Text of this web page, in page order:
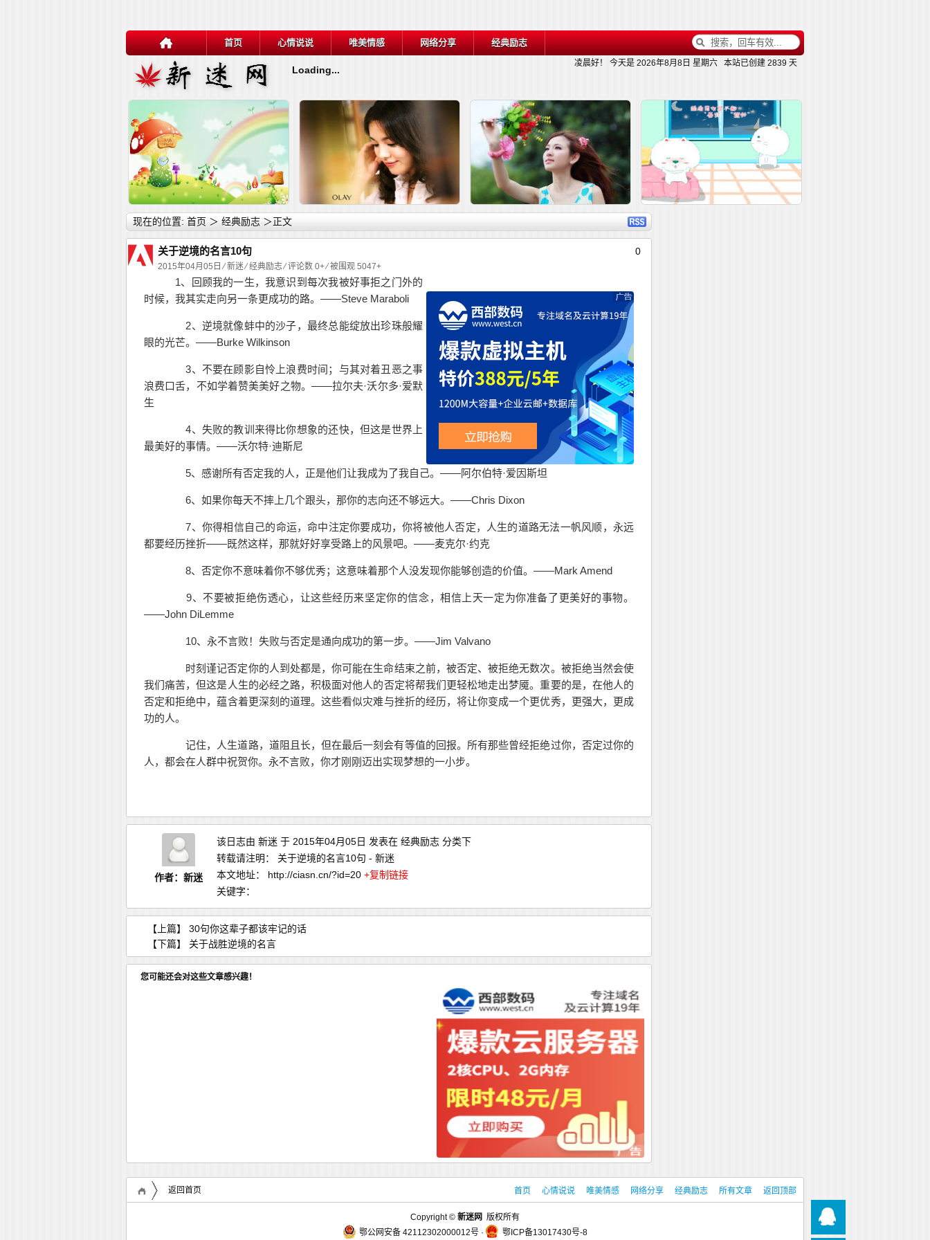
首页 心情说说 唯美情感 网络分享 经典励志
Loading...
凌晨好！ 今天是 2026年8月8日 星期六 本站已创建 2839 天
详细内容
关于逆境的名言10句
详细内容
关于战胜逆境的名言
详细内容
30句你这辈子都该牢记的话
现在的位置: 首页 ＞ 经典励志 ＞正文
关于逆境的名言10句 0
2015年04月05日 ⁄新迷⁄经典励志⁄ 评论数 0+ ⁄ 被围观 5047+
1、回顾我的一生，我意识到每次我被好事拒之门外的
时候，我其实走向另一条更成功的路。——Steve Maraboli
2、逆境就像蚌中的沙子，最终总能绽放出珍珠般耀
眼的光芒。——Burke Wilkinson
3、不要在顾影自怜上浪费时间；与其对着丑恶之事
浪费口舌，不如学着赞美美好之物。——拉尔夫·沃尔多·爱默
生
4、失败的教训来得比你想象的还快，但这是世界上
最美好的事情。——沃尔特·迪斯尼
5、感谢所有否定我的人，正是他们让我成为了我自己。——阿尔伯特·爱因斯坦
6、如果你每天不摔上几个跟头，那你的志向还不够远大。——Chris Dixon
7、你得相信自己的命运，命中注定你要成功，你将被他人否定，人生的道路无法一帆风顺，永远
都要经历挫折——既然这样，那就好好享受路上的风景吧。——麦克尔·约克
8、否定你不意味着你不够优秀；这意味着那个人没发现你能够创造的价值。——Mark Amend
9、不要被拒绝伤透心，让这些经历来坚定你的信念，相信上天一定为你准备了更美好的事物。
——John DiLemme
10、永不言败！失败与否定是通向成功的第一步。——Jim Valvano
时刻谨记否定你的人到处都是，你可能在生命结束之前，被否定、被拒绝无数次。被拒绝当然会使
我们痛苦，但这是人生的必经之路，积极面对他人的否定将帮我们更轻松地走出梦魇。重要的是，在他人的
否定和拒绝中，蕴含着更深刻的道理。这些看似灾难与挫折的经历，将让你变成一个更优秀，更强大，更成
功的人。
记住，人生道路，道阻且长，但在最后一刻会有等值的回报。所有那些曾经拒绝过你，否定过你的
人，都会在人群中祝贺你。永不言败，你才刚刚迈出实现梦想的一小步。
作者：新迷
该日志由 新迷 于 2015年04月05日 发表在 经典励志 分类下
转载请注明： 关于逆境的名言10句 - 新迷
本文地址： http://ciasn.cn/?id=20 +复制链接
关键字：
【上篇】 30句你这辈子都该牢记的话
【下篇】 关于战胜逆境的名言
您可能还会对这些文章感兴趣！
返回首页 首页 心情说说 唯美情感 网络分享 经典励志 所有文章 返回顶部
Copyright © 新迷网 版权所有
鄂公网安备 42112302000012号 · 鄂ICP备13017430号-8